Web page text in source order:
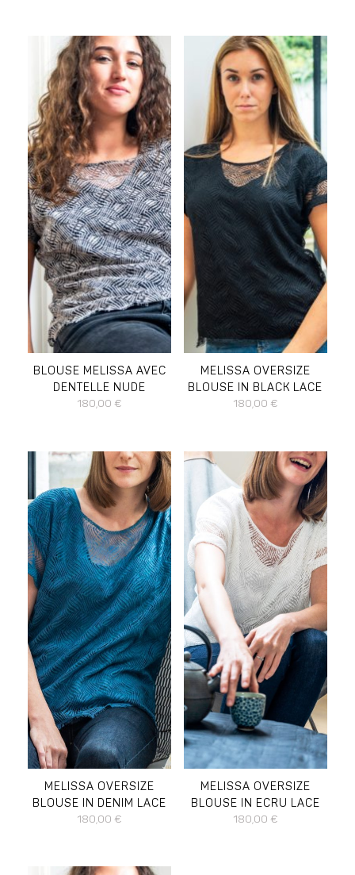
DISPONIBLE EN :
M S XL
BLOUSE MELISSA AVEC
DENTELLE NUDE
180,00€
DISPONIBLE EN :
L M S XL
MELISSA OVERSIZE
BLOUSE IN BLACK LACE
180,00 €
DISPONIBLE EN :
L M S XL
MELISSA OVERSIZE
BLOUSE IN DENIM LACE
180,00€
DISPONIBLE EN :
M
MELISSA OVERSIZE
BLOUSE IN ECRU LACE
180,00 €